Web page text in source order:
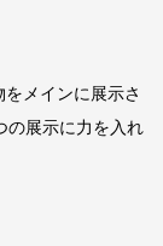
メインに展示さ
の展示に力を入れ